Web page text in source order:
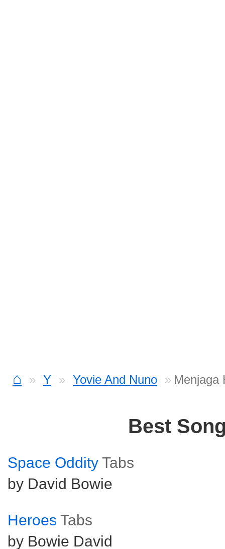
⌂ Y Yovie And Nuno Menjaga
Best
Space Oddity Tabs
by David Bowie
Heroes Tabs
by Bowie David